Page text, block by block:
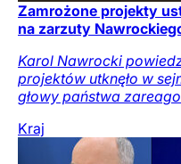
Zamrożone projekty
na zarzuty
Karol Nawrocki
projektów utknęło w
głowy państwa
Kraj